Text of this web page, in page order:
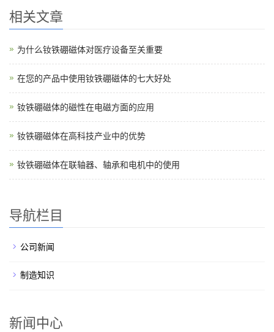
相关文章
为什么钕铁硼磁体对医疗设备至关重要
在您的产品中使用钕铁硼磁体的七大好处
钕铁硼磁体的磁性在电磁方面的应用
钕铁硼磁体在高科技产业中的优势
钕铁硼磁体在联轴器、轴承和电机中的使用
导航栏目
公司新闻
制造知识
新闻中心